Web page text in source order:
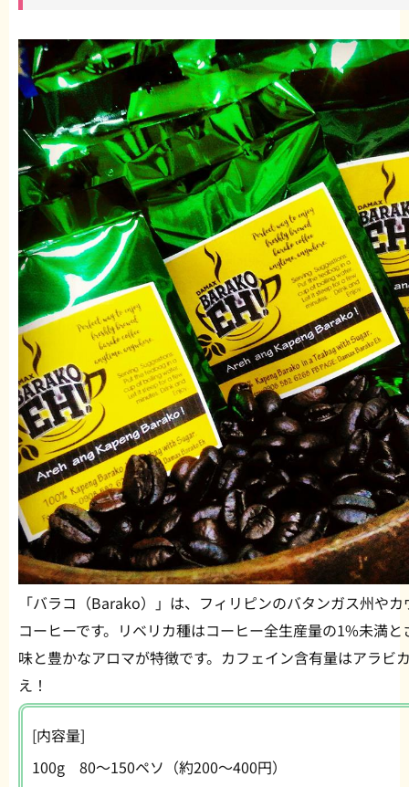
「バラコ（Barako）」は、フィリピンのバタンガス州や
コーヒーです。リベリカ種はコーヒー全生産量の1%未満
味と豊かなアロマが特徴です。カフェイン含有量はアラビ
え！
[内容量]
100g 80〜150ペソ（約200〜400円）